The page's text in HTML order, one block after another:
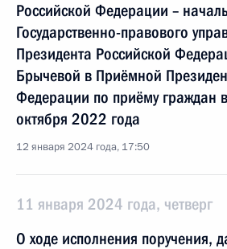
Российской Федерации –
Государственно-правового
Президента Российской
Брычевой в Приёмной
Федерации по приёму граждан
октября 2022 года
12 января 2024 года, 17:50
11 января 2024 года, четверг
О ходе исполнения поручения,